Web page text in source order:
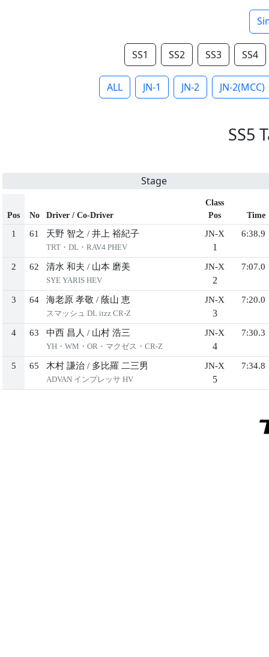
SS1 SS2 SS3 SS4
ALL JN-1 JN-2 JN-2(MCC)
SS5
Stage
Pos No Driver / Co-Driver
Class
Pos
Time
1 61 天野 智之 / 井上 裕紀子
TRT・DL・RAV4 PHEV
JN-X
1
6:38.9
2 62 清水 和夫 / 山本 磨美
SYE YARIS HEV
JN-X
2
7:07.0
3 64 海老原 孝敬 / 蔭山 恵
スマッシュ DL itzz CR-Z
JN-X
3
7:20.0
4 63 中西 昌人 / 山村 浩三
YH・WM・OR・マクゼス・CR-Z
JN-X
4
7:30.3
5 65 木村 謙治 / 多比羅 二三男
ADVAN インプレッサ HV
JN-X
5
7:34.8